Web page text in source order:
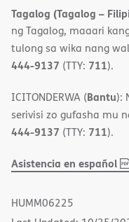
Tagalog (Tagalog –
ng Tagalog, maaari
tulong sa wika nang
444-9137 (TTY: 711).
ICITONDERWA (Bantu):
serivisi zo gufasha mu
444-9137 (TTY: 711).
Asistencia en español,
HUMM06225